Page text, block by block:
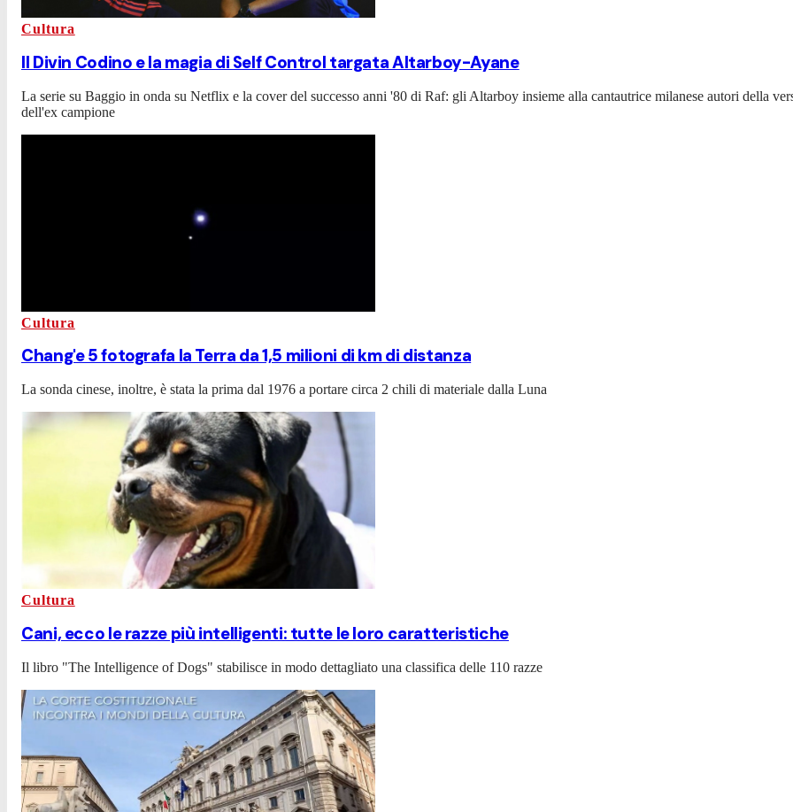
Cultura
Il Divin Codino e la magia di Self Control targata Altarboy-Ayane
La serie su Baggio in onda su Netflix e la cover del successo anni '80 di Raf: gli Altarboy insieme alla cantautrice milanese autori della
dell'ex campione
Cultura
Chang'e 5 fotografa la Terra da 1,5 milioni di km di distanza
La sonda cinese, inoltre, è stata la prima dal 1976 a portare circa 2 chili di materiale dalla Luna
Cultura
Cani, ecco le razze più intelligenti: tutte le loro caratteristiche
Il libro "The Intelligence of Dogs" stabilisce in modo dettagliato una classifica delle 110 razze